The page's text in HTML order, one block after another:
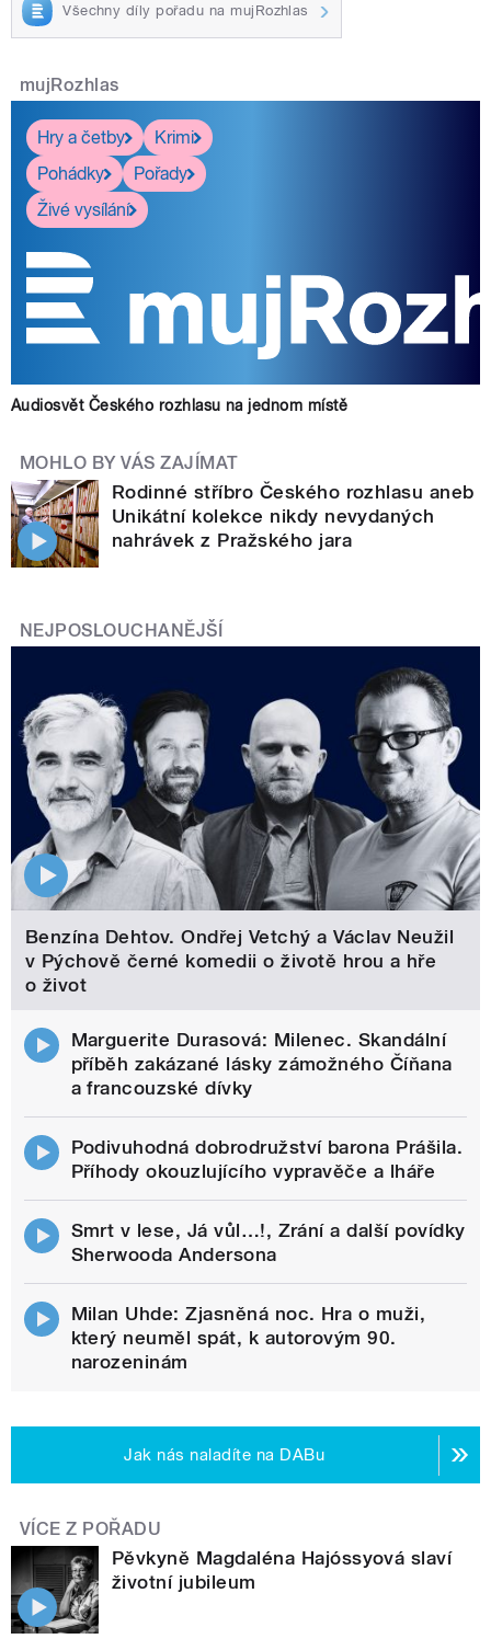
Všechny díly pořadu na mujRozhlas
mujRozhlas
Hry a četby
Krimi
Pohádky
Pořady
Živé vysílání
Audiosvět Českého rozhlasu na jednom místě
MOHLO BY VÁS ZAJÍMAT
Rodinné stříbro Českého rozhlasu aneb
Unikátní kolekce nikdy nevydaných
nahrávek z Pražského jara
NEJPOSLOUCHANĚJŠÍ
Benzína Dehtov. Ondřej Vetchý a Václav Neužil
v Pýchově černé komedii o životě hrou a hře
o život
Marguerite Durasová: Milenec. Skandální
příběh zakázané lásky zámožného Číňana
a francouzské dívky
Podivuhodná dobrodružství barona Prášila.
Příhody okouzlujícího vypravěče a lháře
Smrt v lese, Já vůl…!, Zrání a další povídky
Sherwooda Andersona
Milan Uhde: Zjasněná noc. Hra o muži,
který neuměl spát, k autorovým 90.
narozeninám
Jak nás naladíte na DABu
VÍCE Z POŘADU
Pěvkyně Magdaléna Hajóssyová slaví
životní jubileum